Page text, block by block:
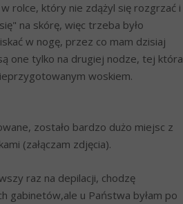
rolce, który nie zdążyl się rozgrzać i
na skórę, więc trzeba było
w nogę, przez co mam dzisiaj
one tylko na drugiej nodze, tej która
woskiem.
zostało bardzo dużo miejsc z
(załączam zdjęcia).
raz na depilacji, chodzę
gabinetów,ale u Państwa byłam po